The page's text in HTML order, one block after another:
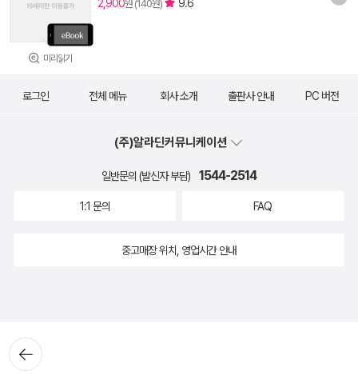
미리읽기
2,900원 (140원) 9.6
뒤로가
기
로그인 전체 메뉴 회사 소개 출판사 안내 PC 버전
(주)알라딘커뮤니케이션
일반문의 (발신자 부담) 1544-2514
1:1 문의 FAQ
중고매장 위치, 영업시간 안내